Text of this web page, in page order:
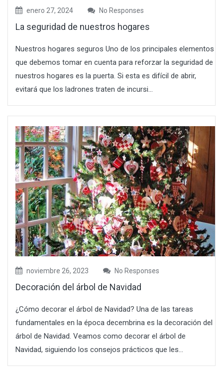
enero 27, 2024 No Responses
La seguridad de nuestros hogares
Nuestros hogares seguros Uno de los principales elementos
que debemos tomar en cuenta para reforzar la seguridad de
nuestros hogares es la puerta. Si esta es difícil de abrir,
evitará que los ladrones traten de incursi...
noviembre 26, 2023 No Responses
Decoración del árbol de Navidad
¿Cómo decorar el árbol de Navidad? Una de las tareas
fundamentales en la época decembrina es la decoración del
árbol de Navidad. Veamos como decorar el árbol de
Navidad, siguiendo los consejos prácticos que les...